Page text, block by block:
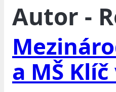
Autor -
a MŠ